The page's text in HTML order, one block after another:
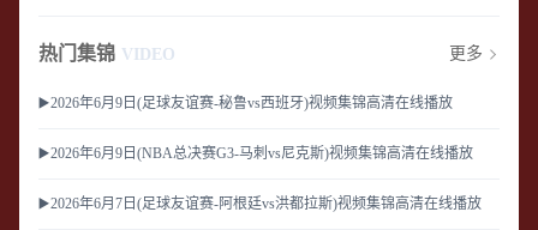
热门集锦 VIDEO 更多
▶️2026年6月9日(足球友谊赛-秘鲁vs西班牙)视频集锦高清在线播放
▶️2026年6月9日(NBA总决赛G3-马刺vs尼克斯)视频集锦高清在线播放
▶️2026年6月7日(足球友谊赛-阿根廷vs洪都拉斯)视频集锦高清在线播放